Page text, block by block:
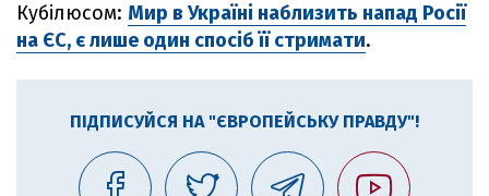
Кубілюсом: Мир в Україні наблизить напад Росії
на ЄС, є лише один спосіб її стримати.
ПІДПИСУЙСЯ НА "ЄВРОПЕЙСЬКУ ПРАВДУ"!